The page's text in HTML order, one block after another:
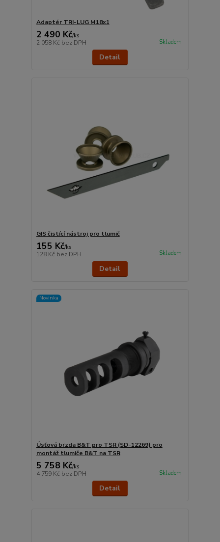
Adaptér TRI-LUG M18x1
2 490 Kč/ks
2 058 Kč bez DPH Skladem
Detail
GIS čistící nástroj pro tlumič
155 Kč/ks
128 Kč bez DPH Skladem
Detail
Novinka
Úsťová brzda B&T pro TSR (SD-12269) pro
montáž tlumiče B&T na TSR
5 758 Kč/ks
4 759 Kč bez DPH Skladem
Detail